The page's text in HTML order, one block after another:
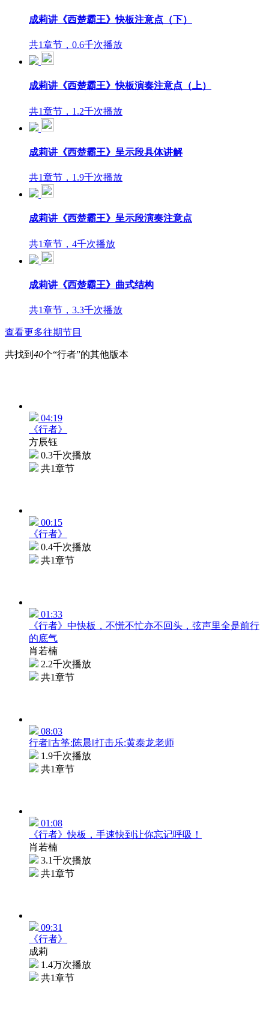
成莉讲《西楚霸王》快板注意点（下）
共1章节，0.6千次播放
成莉讲《西楚霸王》快板演奏注意点（上）
共1章节，1.2千次播放
成莉讲《西楚霸王》呈示段具体讲解
共1章节，1.9千次播放
成莉讲《西楚霸王》呈示段演奏注意点
共1章节，4千次播放
成莉讲《西楚霸王》曲式结构
共1章节，3.3千次播放
查看更多往期节目
共找到 40个“行者”的其他版本
04:19
《行者》
方辰钰
0.3千次播放
共1章节
00:15
《行者》
0.4千次播放
共1章节
01:33
《行者》中快板，不慌不忙亦不回头，弦声里全是前行
的底气
肖若楠
2.2千次播放
共1章节
08:03
行者‖古筝:陈晨‖打击乐:黄泰龙老师
1.9千次播放
共1章节
01:08
《行者》快板，手速快到让你忘记呼吸！
肖若楠
3.1千次播放
共1章节
09:31
《行者》
成莉
1.4万次播放
共1章节